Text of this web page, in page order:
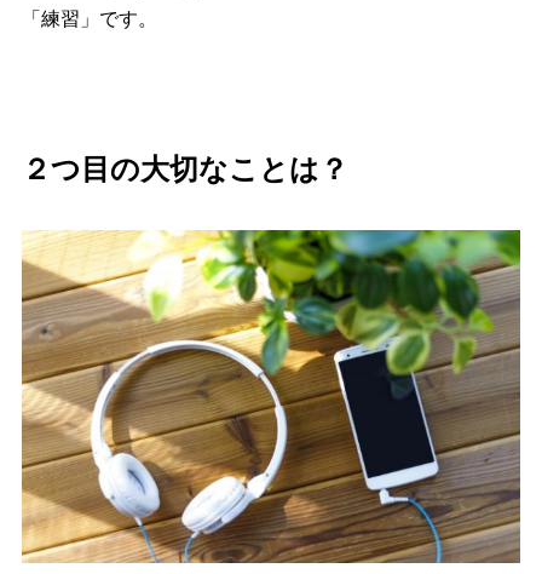
「練習」です。
２つ目の大切なことは？